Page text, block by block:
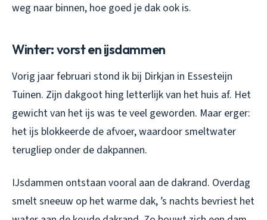
weg naar binnen, hoe goed je dak ook is.
Winter: vorst en ijsdammen
Vorig jaar februari stond ik bij Dirkjan in Essesteijn
Tuinen. Zijn dakgoot hing letterlijk van het huis af. Het
gewicht van het ijs was te veel geworden. Maar erger:
het ijs blokkeerde de afvoer, waardoor smeltwater
terugliep onder de dakpannen.
IJsdammen ontstaan vooral aan de dakrand. Overdag
smelt sneeuw op het warme dak, ’s nachts bevriest het